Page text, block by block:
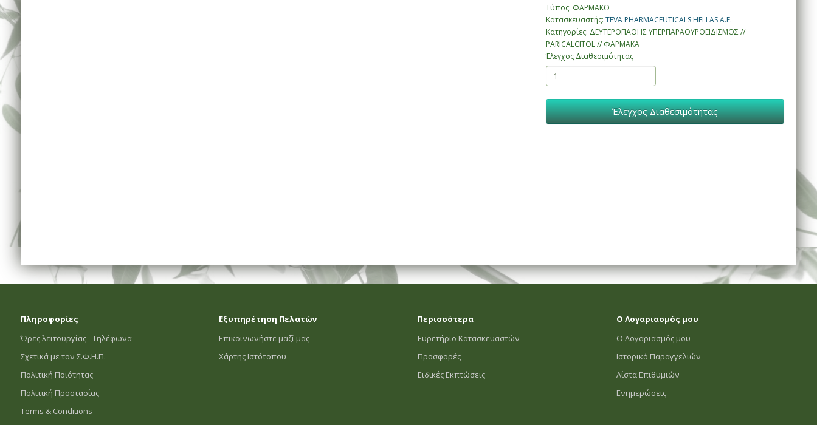
Τύπος: ΦΑΡΜΑΚΟ
Κατασκευαστής:TEVA PHARMACEUTICALS HELLAS Α.Ε.
Κατηγορίες: ΔΕΥΤΕΡΟΠΑΘΗΣ ΥΠΕΡΠΑΡΑΘΥΡΟΕΙΔΙΣΜΟΣ //
PARICALCITOL // ΦΑΡΜΑΚΑ
Έλεγχος Διαθεσιμότητας
Έλεγχος Διαθεσιμότητας
Πληροφορίες
Ώρες λειτουργίας - Τηλέφωνα
Σχετικά με τον Σ.Φ.Η.Π.
Πολιτική Ποιότητας
Πολιτική Προστασίας
Terms & Conditions
Εξυπηρέτηση Πελατών
Επικοινωνήστε μαζί μας
Χάρτης Ιστότοπου
Περισσότερα
Ευρετήριο Κατασκευαστών
Προσφορές
Ειδικές Εκπτώσεις
Ο Λογαριασμός μου
Ο Λογαριασμός μου
Ιστορικό Παραγγελιών
Λίστα Επιθυμιών
Ενημερώσεις